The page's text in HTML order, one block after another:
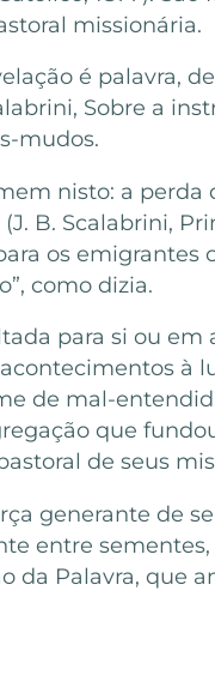
missionária.
é palavra,
Sobre a
mudos.
nisto: a
B. Scalabrini,
os emigrantes
como dizia.
para si ou
à
de mal-
que
de seus
generante de
entre
da Palavra, que